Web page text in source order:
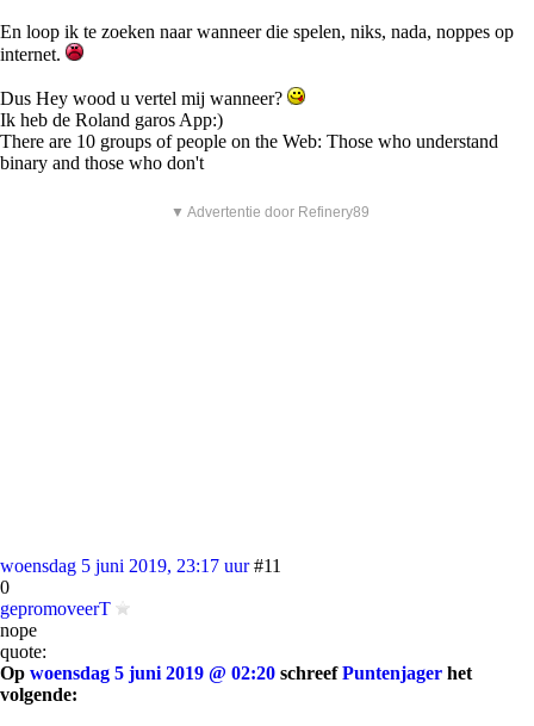
En loop ik te zoeken naar wanneer die spelen, niks, nada, noppes op
internet.
Dus Hey wood u vertel mij wanneer?
Ik heb de Roland garos App:)
There are 10 groups of people on the Web: Those who understand
binary and those who don't
▼ Advertentie door Refinery89
woensdag 5 juni 2019, 23:17 uur #11
0
gepromoveerT
nope
quote:
Op woensdag 5 juni 2019 @ 02:20 schreefPuntenjager het
volgende: